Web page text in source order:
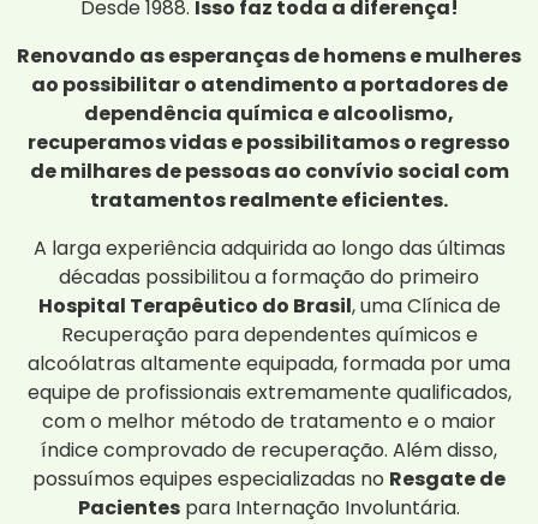
Desde 1988. Isso faz toda a diferença!
Renovando as esperanças de homens e mulheres
ao possibilitar o atendimento a portadores de
dependência química e alcoolismo,
recuperamos vidas e possibilitamos o regresso
de milhares de pessoas ao convívio social com
tratamentos realmente eficientes.
A larga experiência adquirida ao longo das últimas
décadas possibilitou a formação do primeiro
Hospital Terapêutico do Brasil, uma Clínica de
Recuperação para dependentes químicos e
alcoólatras altamente equipada, formada por uma
equipe de profissionais extremamente qualificados,
com o melhor método de tratamento e o maior
índice comprovado de recuperação. Além disso,
possuímos equipes especializadas no Resgate de
Pacientes para Internação Involuntária.